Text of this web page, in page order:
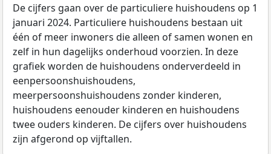
De cijfers gaan over de particuliere huishoudens op 1
januari 2024. Particuliere huishoudens bestaan uit
één of meer inwoners die alleen of samen wonen en
zelf in hun dagelijks onderhoud voorzien. In deze
grafiek worden de huishoudens onderverdeeld in
eenpersoonshuishoudens,
meerpersoonshuishoudens zonder kinderen,
huishoudens eenouder kinderen en huishoudens
twee ouders kinderen. De cijfers over huishoudens
zijn afgerond op vijftallen.